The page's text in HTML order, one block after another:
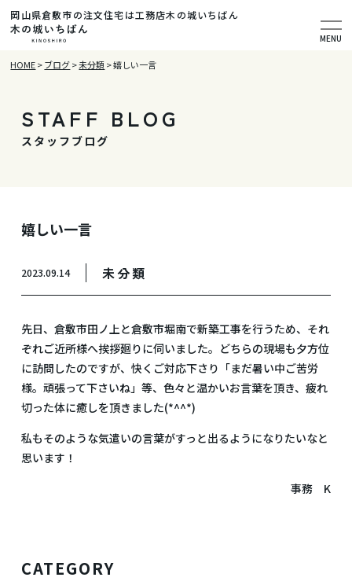
岡山県倉敷市の注文住宅は工務店木の城いちばん
MENU
HOME>ブログ>未分類>嬉しい一言
STAFF BLOG
スタッフブログ
嬉しい一言
2023.09.14 未分類
先日、倉敷市田ノ上と倉敷市堀南で新築工事を行うため、それ
ぞれご近所様へ挨拶廻りに伺いました。どちらの現場も夕方位
に訪問したのですが、快くご対応下さり「まだ暑い中ご苦労
様。頑張って下さいね」等、色々と温かいお言葉を頂き、疲れ
切った体に癒しを頂きました(*^^*)
私もそのような気遣いの言葉がすっと出るようになりたいなと
思います！
事務 K
CATEGORY